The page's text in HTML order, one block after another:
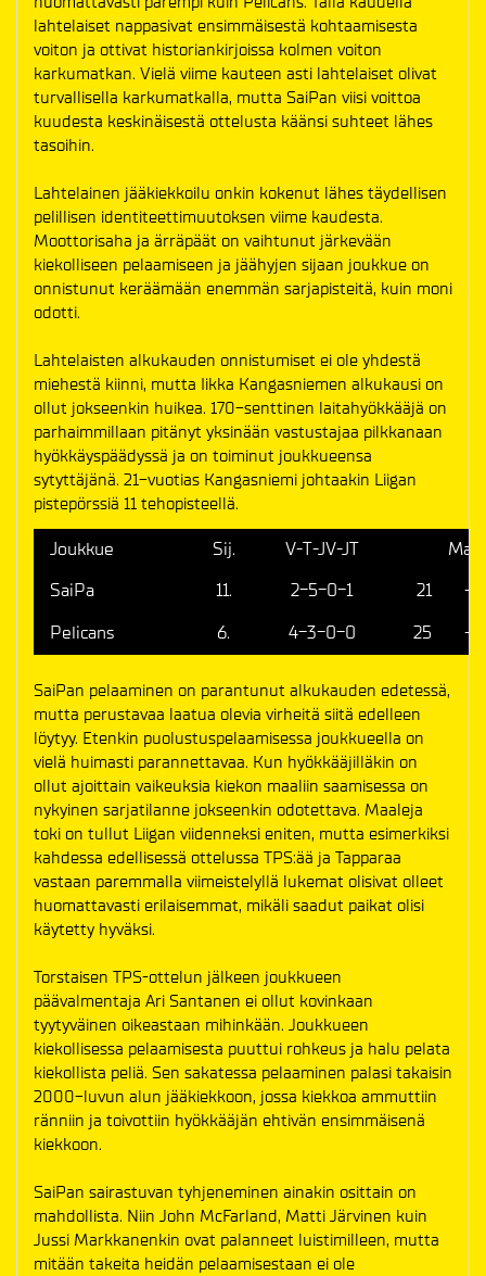
lahtelaiset nappasivat ensimmäisestä kohtaamisesta
voiton ja ottivat historiankirjoissa kolmen voiton
karkumatkan. Vielä viime kauteen asti lahtelaiset olivat
turvallisella karkumatkalla, mutta SaiPan viisi voittoa
kuudesta keskinäisestä ottelusta käänsi suhteet lähes
tasoihin.
Lahtelainen jääkiekkoilu onkin kokenut lähes täydellisen
pelillisen identiteettimuutoksen viime kaudesta.
Moottorisaha ja ärräpäät on vaihtunut järkevään
kiekolliseen pelaamiseen ja jäähyjen sijaan joukkue on
onnistunut keräämään enemmän sarjapisteitä, kuin moni
odotti.
Lahtelaisten alkukauden onnistumiset ei ole yhdestä
miehestä kiinni, mutta Iikka Kangasniemen alkukausi on
ollut jokseenkin huikea. 170-senttinen laitahyökkääjä on
parhaimmillaan pitänyt yksinään vastustajaa pilkkanaan
hyökkäyspäädyssä ja on toiminut joukkueensa
sytyttäjänä. 21-vuotias Kangasniemi johtaakin Liigan
pistepörssiä 11 tehopisteellä.
Joukkue Sij. V-T-JV-JT
SaiPa
11. 2-5-0-1 21
-
Pelicans
6. 4-3-0-0 25 -
SaiPan pelaaminen on parantunut alkukauden edetessä,
mutta perustavaa laatua olevia virheitä siitä edelleen
löytyy. Etenkin puolustuspelaamisessa joukkueella on
vielä huimasti parannettavaa. Kun hyökkääjilläkin on
ollut ajoittain vaikeuksia kiekon maaliin saamisessa on
nykyinen sarjatilanne jokseenkin odotettava. Maaleja
toki on tullut Liigan viidenneksi eniten, mutta esimerkiksi
kahdessa edellisessä ottelussa TPS:ää ja Tapparaa
vastaan paremmalla viimeistelyllä lukemat olisivat olleet
huomattavasti erilaisemmat, mikäli saadut paikat olisi
käytetty hyväksi.
Torstaisen TPS-ottelun jälkeen joukkueen
päävalmentaja Ari Santanen ei ollut kovinkaan
tyytyväinen oikeastaan mihinkään. Joukkueen
kiekollisessa pelaamisesta puuttui rohkeus ja halu pelata
kiekollista peliä. Sen sakatessa pelaaminen palasi takaisin
2000-luvun alun jääkiekkoon, jossa kiekkoa ammuttiin
ränniin ja toivottiin hyökkääjän ehtivän ensimmäisenä
kiekkoon.
SaiPan sairastuvan tyhjeneminen ainakin osittain on
mahdollista. Niin John McFarland, Matti Järvinen kuin
Jussi Markkanenkin ovat palanneet luistimilleen, mutta
mitään takeita heidän pelaamisestaan ei ole